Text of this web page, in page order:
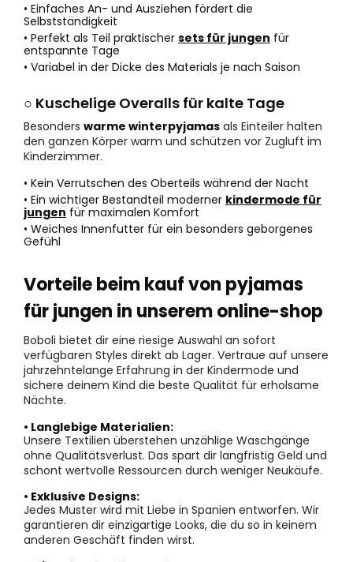
• Einfaches An- und Ausziehen fördert die
Selbstständigkeit
• Perfekt als Teil praktischer sets für jungen für
entspannte Tage
• Variabel in der Dicke des Materials je nach Saison
○ Kuschelige Overalls für kalte Tage
Besonders warme winterpyjamas als Einteiler halten
den ganzen Körper warm und schützen vor Zugluft im
Kinderzimmer.
• Kein Verrutschen des Oberteils während der Nacht
• Ein wichtiger Bestandteil moderner kindermode für
jungen für maximalen Komfort
• Weiches Innenfutter für ein besonders geborgenes
Gefühl
Vorteile beim kauf von pyjamas
für jungen in unserem online-shop
Boboli bietet dir eine riesige Auswahl an sofort
verfügbaren Styles direkt ab Lager. Vertraue auf unsere
jahrzehntelange Erfahrung in der Kindermode und
sichere deinem Kind die beste Qualität für erholsame
Nächte.
• Langlebige Materialien:
Unsere Textilien überstehen unzählige Waschgänge
ohne Qualitätsverlust. Das spart dir langfristig Geld und
schont wertvolle Ressourcen durch weniger Neukäufe.
• Exklusive Designs:
Jedes Muster wird mit Liebe in Spanien entworfen. Wir
garantieren dir einzigartige Looks, die du so in keinem
anderen Geschäft finden wirst.